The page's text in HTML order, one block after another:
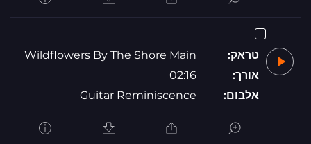
טראק:
Wildflowers By The Shore Main
אורך:
02:16
אלבום:
Guitar Reminiscence